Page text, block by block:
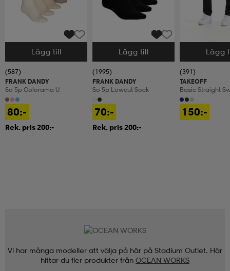
Välj storlek
Lägg till
(587)
FRANK DANDY
So 5p Colorama U
80:-
Rek. pris 200:-
Välj storlek
Lägg till
(1995)
FRANK DANDY
So 5p Lowcut Sock
70:-
Rek. pris 200:-
Välj storlek
Lägg
(391)
TAKEOFF
Basic Straight
150:-
Vi har många modeller att välja på här på Stadium Outlet. Här
hittar du fler produkter från OCEAN WORKS